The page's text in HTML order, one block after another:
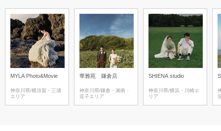
MYLA Photo&Movie
神奈川県/横須賀・三浦
エリア
華雅苑 鎌倉店
神奈川県/鎌倉・湘南・
逗子エリア
SHIENA studio
神奈川県/横浜・川崎エ
リア